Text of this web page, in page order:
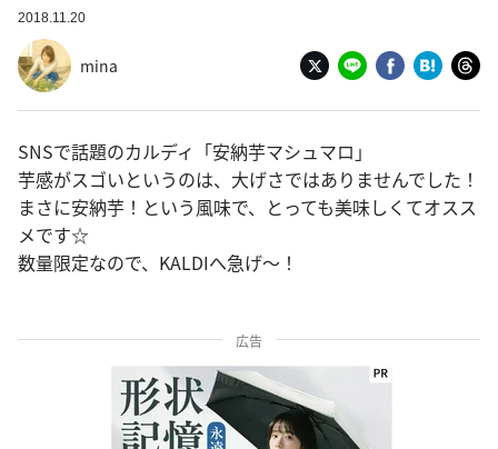
2018.11.20
mina
SNSで話題のカルディ「安納芋マシュマロ」
芋感がスゴいというのは、大げさではありませんでした！
まさに安納芋！という風味で、とっても美味しくてオスス
メです☆
数量限定なので、KALDIへ急げ～！
広告